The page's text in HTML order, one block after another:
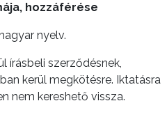
hozzáférése
nyelv.
írásbeli szerződésnek,
kerül megkötésre. Iktatásra
nem kereshető vissza.